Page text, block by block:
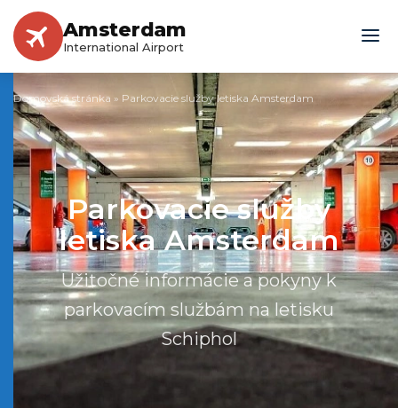
Amsterdam
International Airport
Domovská stránka » Parkovacie služby letiska Amsterdam
Parkovacie služby
letiska Amsterdam
Užitočné informácie a pokyny k
parkovacím službám na letisku
Schiphol